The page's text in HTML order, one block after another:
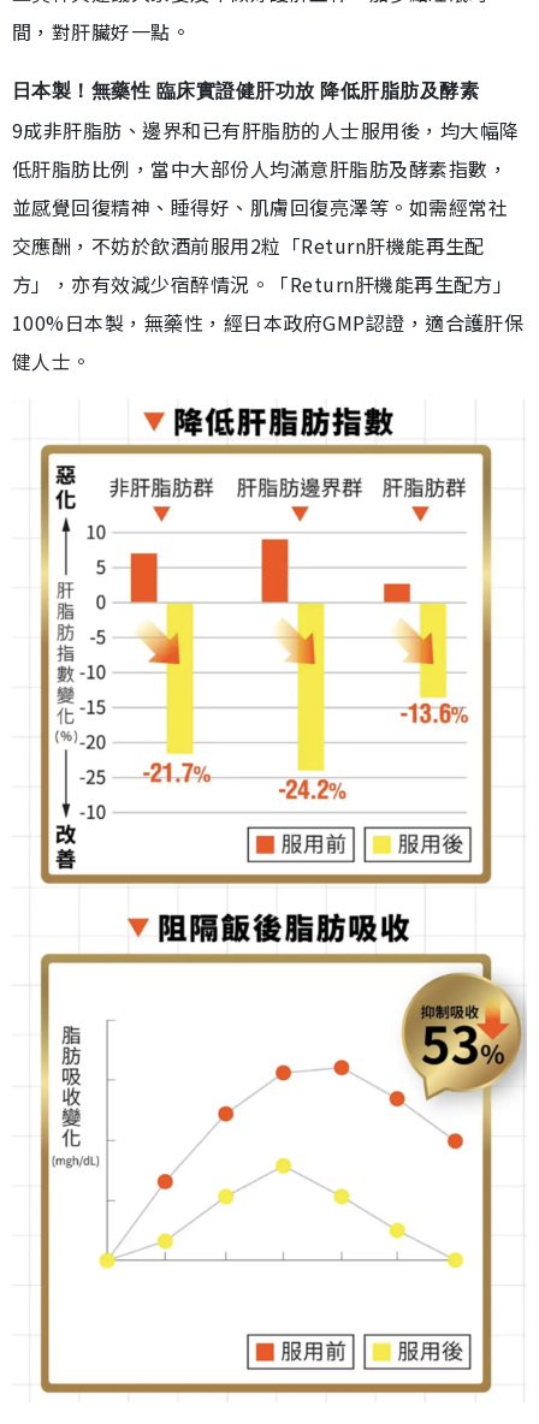
間，對肝臟好一點。
日本製！無藥性 臨床實證健肝功放 降低肝脂肪及酵素
9成非肝脂肪、邊界和已有肝脂肪的人士服用後，均大幅降
低肝脂肪比例，當中大部份人均滿意肝脂肪及酵素指數，
並感覺回復精神、睡得好、肌膚回復亮澤等。如需經常社
交應酬，不妨於飲酒前服用2粒「Return肝機能再生配
方」，亦有效減少宿醉情況。「Return肝機能再生配方」
100%日本製，無藥性，經日本政府GMP認證，適合護肝保
健人士。